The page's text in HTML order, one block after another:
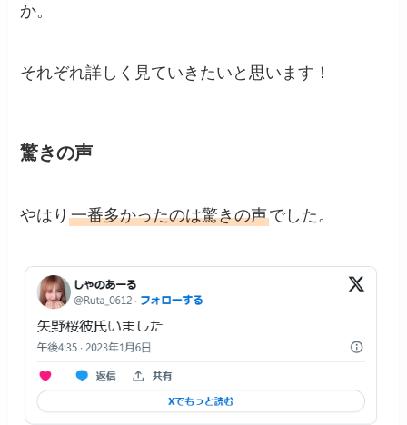
か。
それぞれ詳しく見ていきたいと思います！
驚きの声
やはり一番多かったのは驚きの声でした。